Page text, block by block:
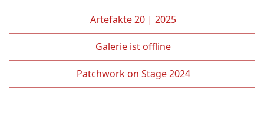
Artefakte 20 | 2025
Galerie ist offline
Patchwork on Stage 2024